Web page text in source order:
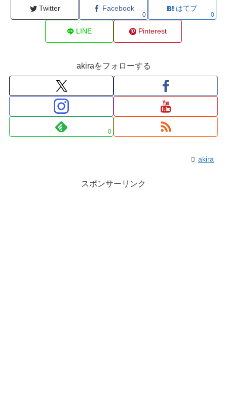
Twitter
-
Facebook
0
はてブ
0
LINE Pinterest
akiraをフォローする
0
akira
スポンサーリンク